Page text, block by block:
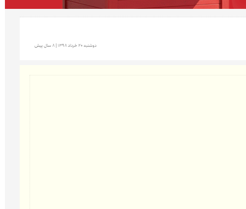
دوشنبه 20 خرداد 1398 | 8 سال پیش